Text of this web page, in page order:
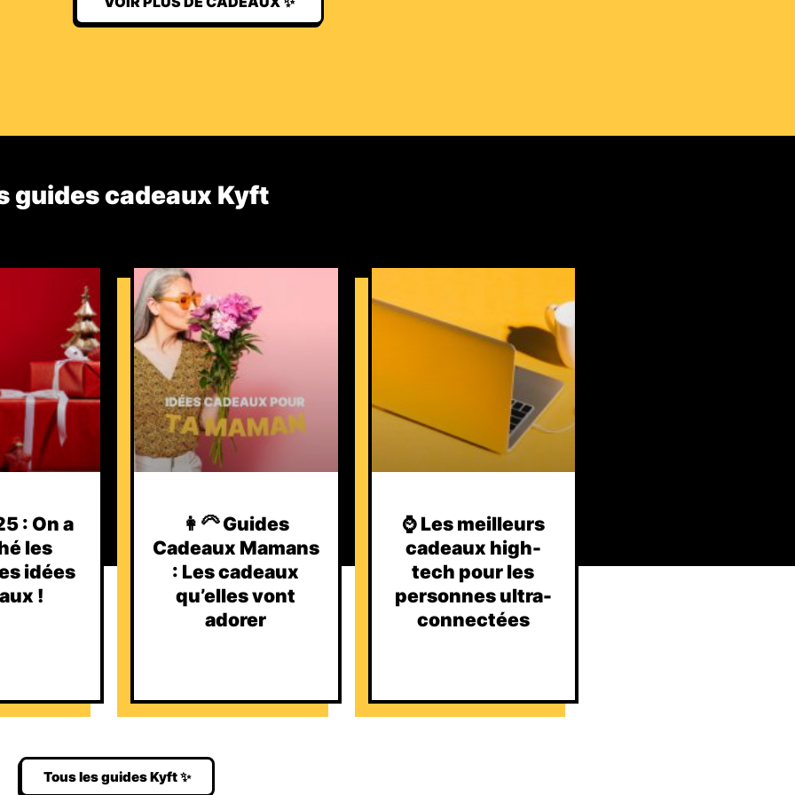
guides cadeaux Kyft​
: On a
les
idées
!
👩‍🦳 Guides
Cadeaux Mamans
: Les cadeaux
qu’elles vont
adorer
⌚️ Les meilleurs
cadeaux high-
tech pour les
personnes ultra-
connectées
Tous les guides Kyft ✨